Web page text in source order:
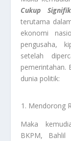
Cukup
terutama
ekonomi
pengusaha,
setelah
pemerintahan.
dunia politik:
Mendorong
Maka
BKPM, Bahlil